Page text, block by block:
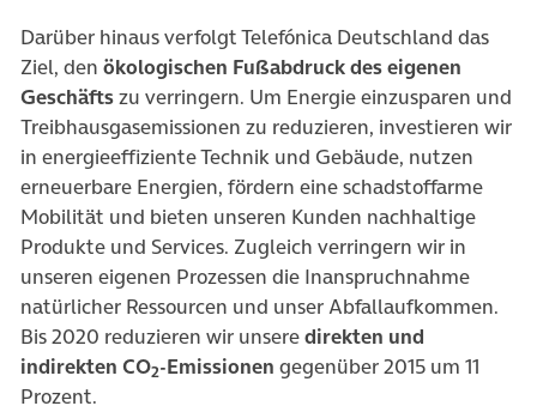
Darüber hinaus verfolgt Telefónica Deutschland das
Ziel, den ökologischen Fußabdruck des eigenen
Geschäftszu verringern. Um Energie einzusparen und
Treibhausgasemissionen zu reduzieren, investieren wir
in energieeffiziente Technik und Gebäude, nutzen
erneuerbare Energien, fördern eine schadstoffarme
Mobilität und bieten unseren Kunden nachhaltige
Produkte und Services. Zugleich verringern wir in
unseren eigenen Prozessen die Inanspruchnahme
natürlicher Ressourcen und unser Abfallaufkommen.
Bis 2020 reduzieren wir unseredirekten und
indirekten CO2-Emissionen gegenüber 2015 um 11
Prozent.